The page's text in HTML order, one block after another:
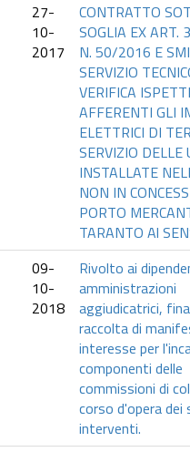
27-
10-
2017
CONTRATTO
SOGLIA EX ART.
N. 50/2016 E
SERVIZIO
VERIFICA
AFFERENTI GLI
ELETTRICI DI
SERVIZIO DELLE
INSTALLATE
NON IN
PORTO
TARANTO Al
09-
10-
2018
Rivolto ai
amministrazioni
aggiudicatrici,
raccolta di
interesse per
componenti delle
commissioni di
corso d'opera dei
interventi.